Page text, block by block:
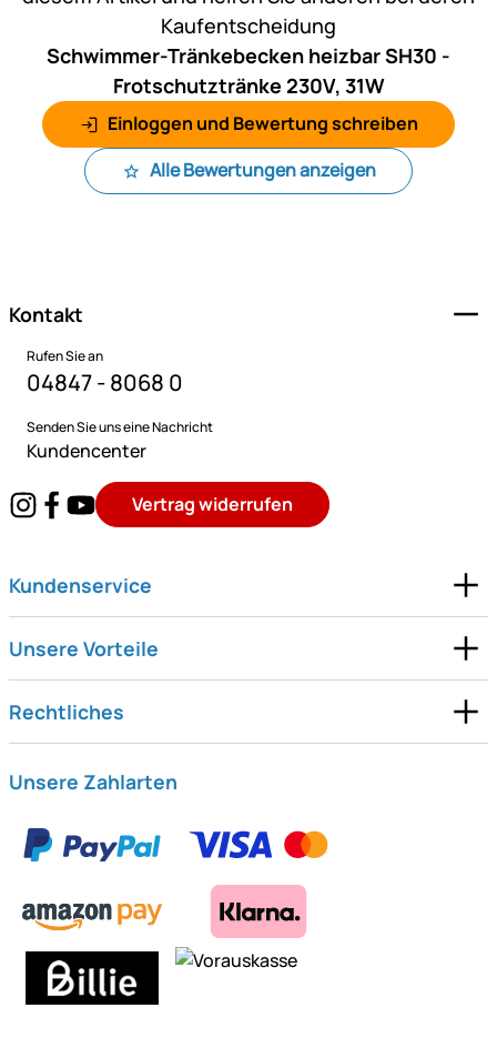
Kaufentscheidung
Schwimmer-Tränkebecken heizbar SH30 -
Frotschutztränke 230V, 31W
Einloggen und Bewertung schreiben
Alle Bewertungen anzeigen
Kontakt
Rufen Sie an
04847 - 8068 0
Senden Sie uns eine Nachricht
Kundencenter
Vertrag widerrufen
Kundenservice
Unsere Vorteile
Rechtliches
Unsere Zahlarten